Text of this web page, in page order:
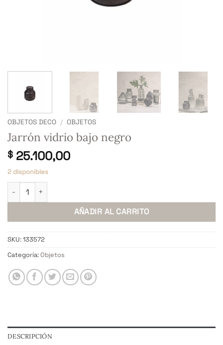
OBJETOS DECO / OBJETOS
Jarrón vidrio bajo negro
$ 25.100,00
2 disponibles
Jarrón vidrio bajo negro cantidad
AÑADIR AL CARRITO
SKU:133572
Categoría:Objetos
DESCRIPCIÓN